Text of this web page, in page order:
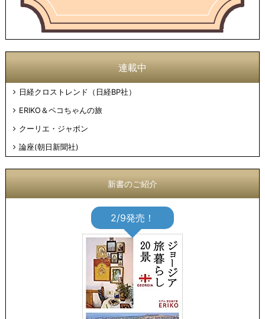
連載中
日経クロストレンド（日経BP社）
ERIKO＆ペコちゃんの旅
クーリエ・ジャポン
論座(朝日新聞社)
新書のご紹介
2/9発売！